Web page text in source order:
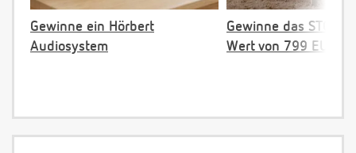
Gewinne ein Hörbert
Audiosystem
Gewinne das
Wert von 799 EUR